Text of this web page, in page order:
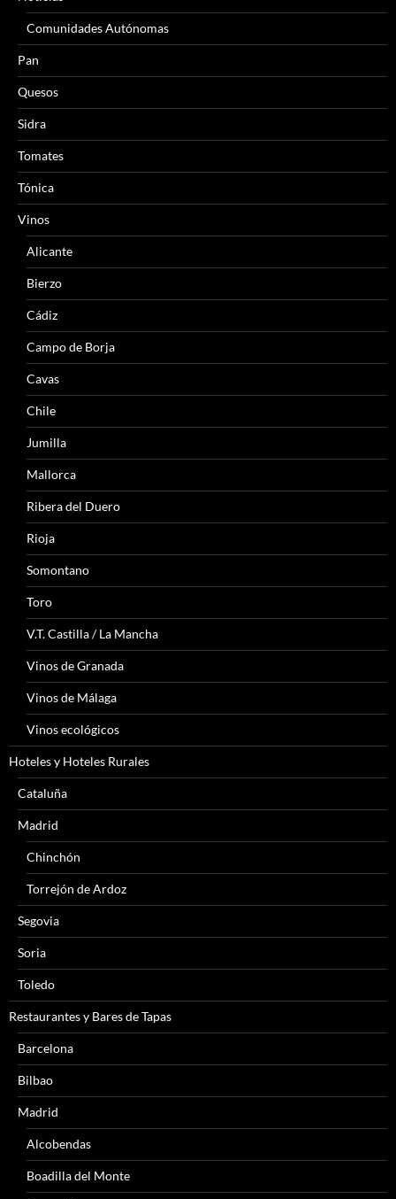
Comunidades Autónomas
Pan
Quesos
Sidra
Tomates
Tónica
Vinos
Alicante
Bierzo
Cádiz
Campo de Borja
Cavas
Chile
Jumilla
Mallorca
Ribera del Duero
Rioja
Somontano
Toro
V.T. Castilla / La Mancha
Vinos de Granada
Vinos de Málaga
Vinos ecológicos
Hoteles y Hoteles Rurales
Cataluña
Madrid
Chinchón
Torrejón de Ardoz
Segovia
Soria
Toledo
Restaurantes y Bares de Tapas
Barcelona
Bilbao
Madrid
Alcobendas
Boadilla del Monte